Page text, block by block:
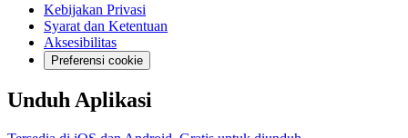
Kebijakan Privasi
Syarat dan Ketentuan
Aksesibilitas
Preferensi cookie
Unduh Aplikasi